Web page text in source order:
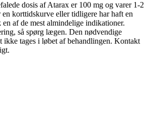
dosis af Atarax er 100 mg og varer 1-2
korttidskurve eller tidligere har haft en
af de mest almindelige indikationer.
så spørg lægen. Den nødvendige
tages i løbet af behandlingen. Kontakt